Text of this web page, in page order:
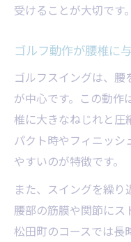
受けることが大切です。
ゴルフ動作が腰椎に
ゴルフスイングは、
が中心です。この動作
椎に大きなねじれと圧
パクト時やフィニッ
やすいのが特徴です。
また、スイングを繰り
腰部の筋膜や関節にス
松田町のコースでは長